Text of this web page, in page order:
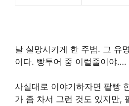
날 실망시키게 한 주범. 그 유
이다. 빵투어 중 이럴줄이야….
사실대로 이야기하자면 팥빵
가 좀 차서 그런 것도 있지만,